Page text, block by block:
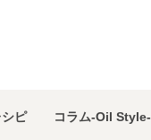
シピ コラム-Oil Style-